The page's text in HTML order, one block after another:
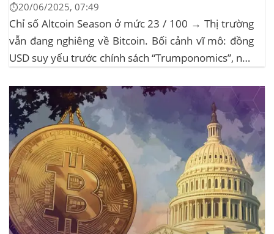
⏱️20/06/2025, 07:49
Chỉ số Altcoin Season ở mức 23 / 100 → Thị trường
vẫn đang nghiêng về Bitcoin. Bối cảnh vĩ mô: đồng
USD suy yếu trước chính sách “Trumponomics”, nhà
Sự kiện Chi tiết Hack 100 triệu USD...